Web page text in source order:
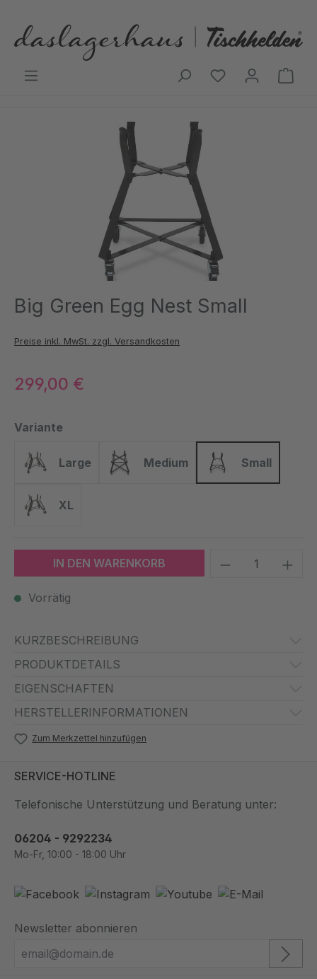
Bildergalerie überspringen
Big Green Egg Nest Small
Preise inkl. MwSt. zzgl. Versandkosten
299,00 €
Variante
Large
Large
Medium
Medium
Small
Small
XL
XL
IN DEN WARENKORB Produkt
Vorrätig
KURZBESCHREIBUNG
PRODUKTDETAILS
EIGENSCHAFTEN
HERSTELLERINFORMATIONEN
Zum Merkzettel hinzufügen
SERVICE-HOTLINE
Telefonische Unterstützung und Beratung unter:
06204 - 9292234
Mo-Fr, 10:00 - 18:00 Uhr
Newsletter abonnieren